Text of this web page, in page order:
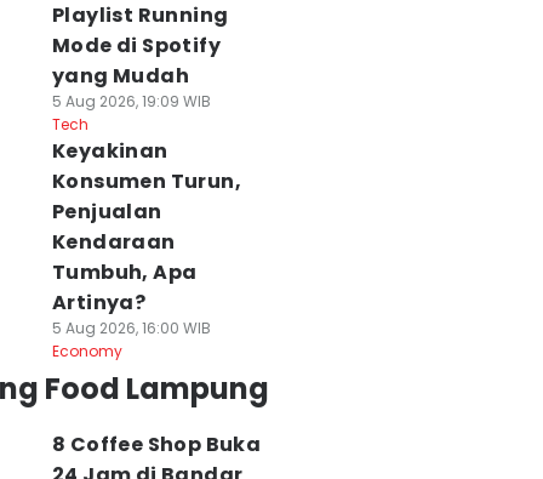
Playlist Running
Mode di Spotify
yang Mudah
5 Aug 2026, 19:09 WIB
Tech
Keyakinan
Konsumen Turun,
Penjualan
Kendaraan
Tumbuh, Apa
Artinya?
5 Aug 2026, 16:00 WIB
Economy
Food Lampung
8 Coffee Shop Buka